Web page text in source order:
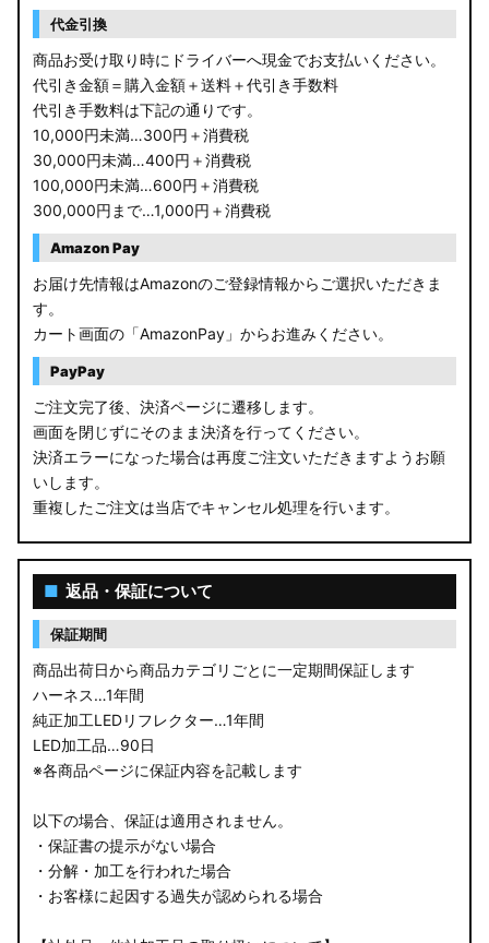
RP6/7 ステップワゴン
RP1/2 RP3/4 ステップワゴン/スパーダ
RK5/6 ステップワゴンスパーダ
RC1/2 オデッセイ
GB5〜8 フリード
GR フィット
GP5/6 GK3〜6 フィット
MK53S スペーシアカスタム
MA37S/MA27S ソリオ / ソリオ バンディット
MA26S/MA36S ソリオ
ZC33S スイフトスポーツ
LA650S タントカスタム
LA600S タントカスタム
LA150S ムーヴカスタム
LA700S ウェイク
GN0W アウトランダー
GK1W/GK9W エクリプスクロス
CV1W デリカD:5
B34A/B35A/B37A/B38A デリカミニ
代金引換
商品お受け取り時にドライバーへ現金でお支払いください。
代引き金額＝購入金額＋送料＋代引き手数料
代引き手数料は下記の通りです。
10,000円未満…300円＋消費税
30,000円未満…400円＋消費税
100,000円未満…600円＋消費税
300,000円まで…1,000円＋消費税
Amazon Pay
お届け先情報はAmazonのご登録情報からご選択いただきま
す。
カート画面の「AmazonPay」からお進みください。
PayPay
ご注文完了後、決済ページに遷移します。
画面を閉じずにそのまま決済を行ってください。
決済エラーになった場合は再度ご注文いただきますようお願
いします。
重複したご注文は当店でキャンセル処理を行います。
■ 返品・保証について
保証期間
商品出荷日から商品カテゴリごとに一定期間保証します
ハーネス…1年間
純正加工LEDリフレクター…1年間
LED加工品…90日
※各商品ページに保証内容を記載します
以下の場合、保証は適用されません。
・保証書の提示がない場合
・分解・加工を行われた場合
・お客様に起因する過失が認められる場合